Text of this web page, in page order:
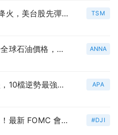
【美股焦點】延後5天不算降火，美台股先彈能信嗎？
TSM
【關鍵趨勢】中東戰火推升全球石油價格，全球能源股紛紛走強
ANNA
【關鍵趨勢】標普指數慘跌，10檔逆勢最強防守股大公開
APA
【關鍵趨勢】聯準會轉鷹？！最新 FOMC 會議全解讀
#DJI